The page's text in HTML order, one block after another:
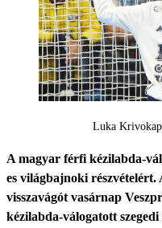
Luka
A magyar férfi kézilabda-
es világbajnoki részvételért.
visszavágót vasárnap
kézilabda-válogatott